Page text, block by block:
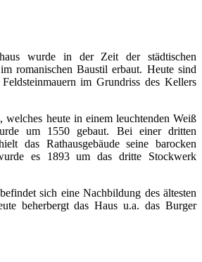
wurde in der Zeit der städtischen
romanischen Baustil erbaut. Heute sind
im Grundriss des Kellers
welches heute in einem leuchtenden Weiß
um 1550 gebaut. Bei einer dritten
das Rathausgebäude seine barocken
es 1893 um das dritte Stockwerk
sich eine Nachbildung des ältesten
beherbergt das Haus u.a. das Burger